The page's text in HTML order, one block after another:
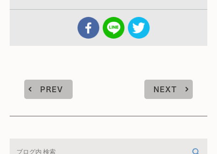
PREV NEXT